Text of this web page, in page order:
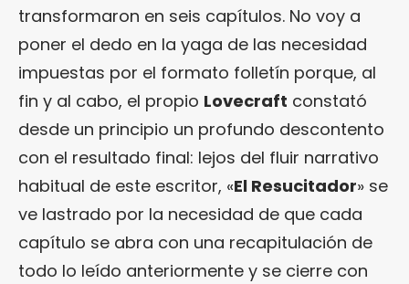
transformaron en seis capítulos. No voy a
poner el dedo en la yaga de las necesidad
impuestas por el formato folletín porque, al
fin y al cabo, el propio Lovecraft constató
desde un principio un profundo descontento
con el resultado final: lejos del fluir narrativo
habitual de este escritor, «El Resucitador» se
ve lastrado por la necesidad de que cada
capítulo se abra con una recapitulación de
todo lo leído anteriormente y se cierre con